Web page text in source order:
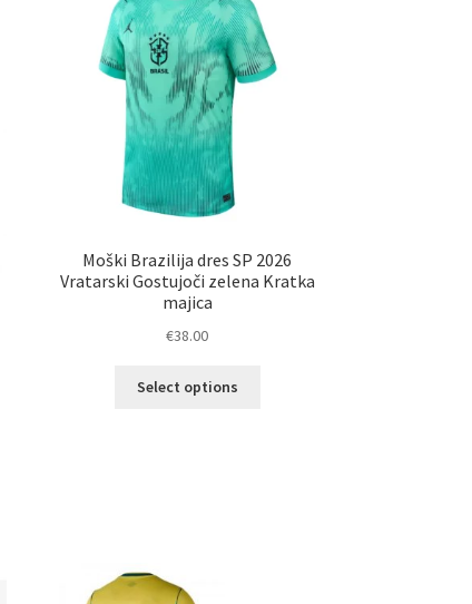
lahko
izberete
na
strani
Moški Brazilija dres SP 2026
Vratarski Gostujoči zelena Kratka
majica
€38.00
Select options